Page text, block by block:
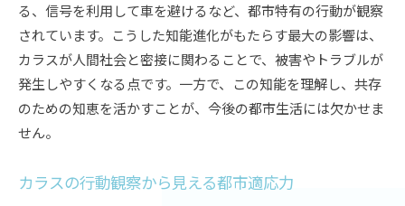
カラスと人間の距離感の保ち方とは
カラスとの適切な距離感を保つ工夫と知識
カラスに狙われやすい人の特徴と対応策
カラスの知能を理解した行動で被害を予防
人間とカラスの境界線を守る生活術
カラスの特徴から見る共存のヒント
る、信号を利用して車を避けるなど、都市特有の行動が観察
されています。こうした知能進化がもたらす最大の影響は、
カラスが人間社会と密接に関わることで、被害やトラブルが
発生しやすくなる点です。一方で、この知能を理解し、共存
のための知恵を活かすことが、今後の都市生活には欠かせま
せん。
カラスの行動観察から見える都市適応力